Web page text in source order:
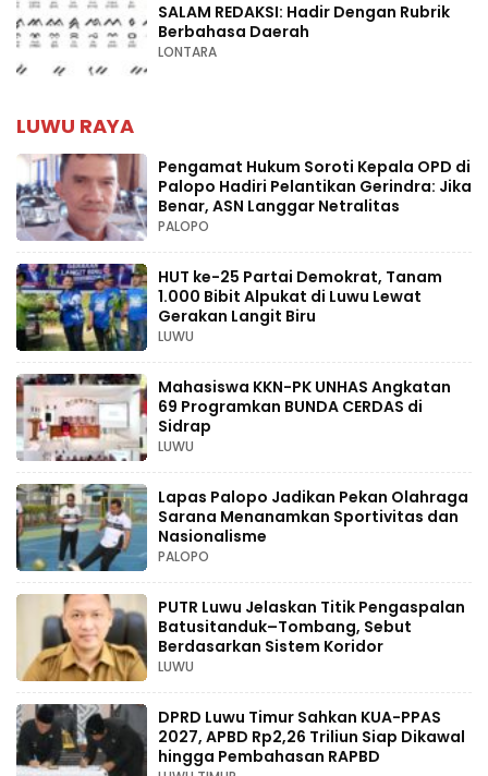
SALAM REDAKSI: Hadir Dengan Rubrik
Berbahasa Daerah
LONTARA
LUWU RAYA
Pengamat Hukum Soroti Kepala OPD di
Palopo Hadiri Pelantikan Gerindra: Jika
Benar, ASN Langgar Netralitas
PALOPO
HUT ke-25 Partai Demokrat, Tanam
1.000 Bibit Alpukat di Luwu Lewat
Gerakan Langit Biru
LUWU
Mahasiswa KKN-PK UNHAS Angkatan
69 Programkan BUNDA CERDAS di
Sidrap
LUWU
Lapas Palopo Jadikan Pekan Olahraga
Sarana Menanamkan Sportivitas dan
Nasionalisme
PALOPO
PUTR Luwu Jelaskan Titik Pengaspalan
Batusitanduk–Tombang, Sebut
Berdasarkan Sistem Koridor
LUWU
DPRD Luwu Timur Sahkan KUA-PPAS
2027, APBD Rp2,26 Triliun Siap Dikawal
hingga Pembahasan RAPBD